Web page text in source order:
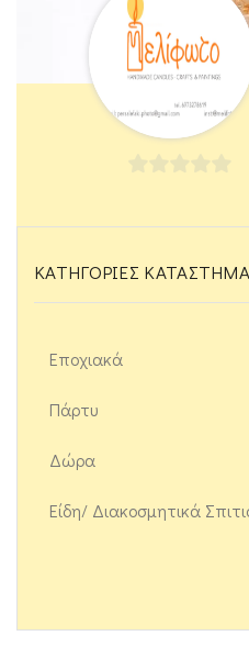
5
ΚΑΤΗΓΟΡΊΕΣ
Εποχιακά
Πάρτυ
Δώρα
Είδη/ Διακοσμητικά